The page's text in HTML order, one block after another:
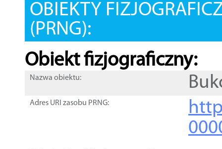
OBIEKTY
(PRNG):
Obiekt fizjograficzny:
Nazwa obiektu:
Adres URI zasobu PRNG: